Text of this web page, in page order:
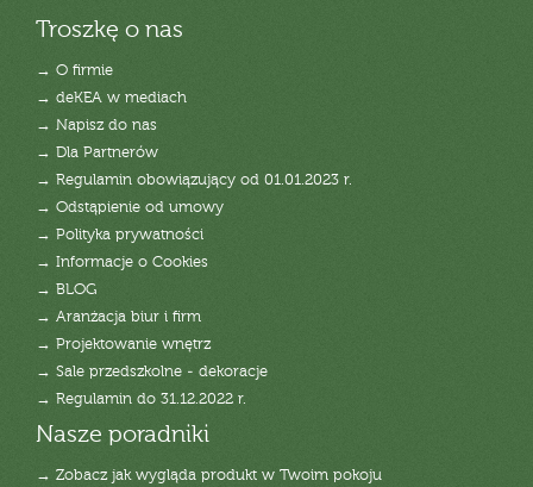
Troszkę o nas
→ O firmie
→ deKEA w mediach
→ Napisz do nas
→ Dla Partnerów
→ Regulamin obowiązujący od 01.01.2023 r.
→ Odstąpienie od umowy
→ Polityka prywatności
→ Informacje o Cookies
→ BLOG
→ Aranżacja biur i firm
→ Projektowanie wnętrz
→ Sale przedszkolne - dekoracje
→ Regulamin do 31.12.2022 r.
Nasze poradniki
→ Zobacz jak wygląda produkt w Twoim pokoju